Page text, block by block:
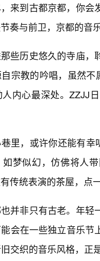
来到古都京都，你
奏与前卫，京都的音
些历史悠久的寺庙，
宗教的吟唱，虽然
内心最深处。ZZJJ
里，或许你还能有幸
梦似幻，仿佛将人
传统表演的茶屋，点
并非只有古老。年
会在一些独立音乐
交织的音乐风格，正